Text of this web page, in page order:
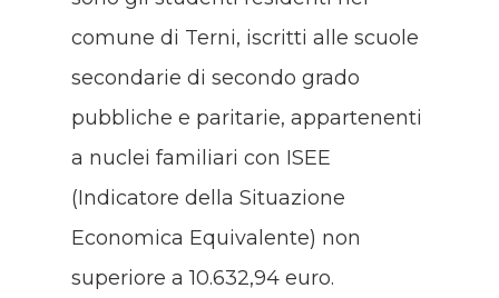
comune di Terni, iscritti alle scuole
secondarie di secondo grado
pubbliche e paritarie, appartenenti
a nuclei familiari con ISEE
(Indicatore della Situazione
Economica Equivalente) non
superiore a 10.632,94 euro.